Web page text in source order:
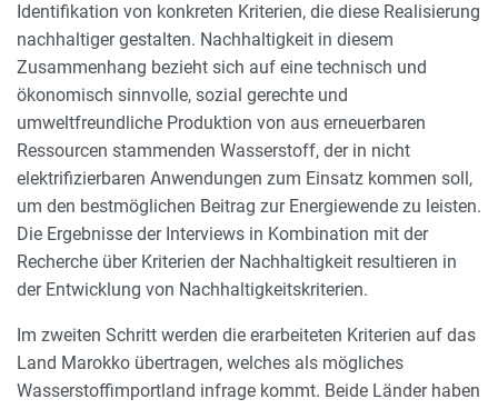
Identifikation von konkreten Kriterien, die diese Realisierung
nachhaltiger gestalten. Nachhaltigkeit in diesem
Zusammenhang bezieht sich auf eine technisch und
ökonomisch sinnvolle, sozial gerechte und
umweltfreundliche Produktion von aus erneuerbaren
Ressourcen stammenden Wasserstoff, der in nicht
elektrifizierbaren Anwendungen zum Einsatz kommen soll,
um den bestmöglichen Beitrag zur Energiewende zu leisten.
Die Ergebnisse der Interviews in Kombination mit der
Recherche über Kriterien der Nachhaltigkeit resultieren in
der Entwicklung von Nachhaltigkeitskriterien.
Im zweiten Schritt werden die erarbeiteten Kriterien auf das
Land Marokko übertragen, welches als mögliches
Wasserstoffimportland infrage kommt. Beide Länder haben